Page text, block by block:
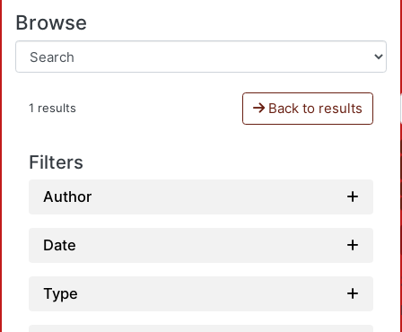
Browse
1 results Back to results
Filters
Author
Date
Type